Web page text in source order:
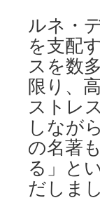
ルネ・
を支配
スを数
限り、
ストレ
しなが
の名著
る」と
だしま